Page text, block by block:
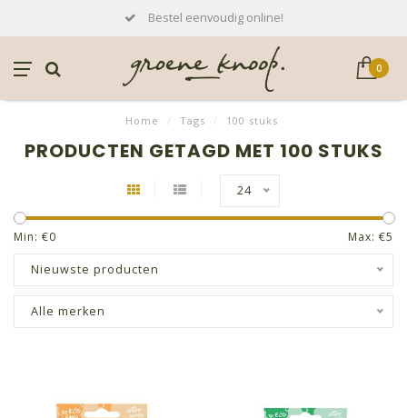
Bestel eenvoudig online!
0
Home / Tags / 100 stuks
PRODUCTEN GETAGD MET 100 STUKS
24
Min: €0 Max: €5
Nieuwste producten
Alle merken